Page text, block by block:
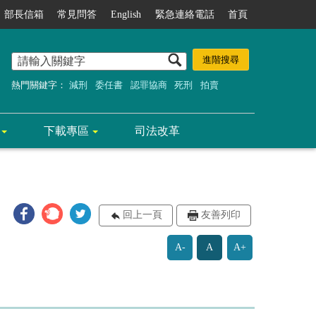
部長信箱 常見問答 English 緊急連絡電話 首頁
熱門關鍵字： 減刑 委任書 認罪協商 死刑 拍賣
下載專區 司法改革
回上一頁 友善列印
A- A A+